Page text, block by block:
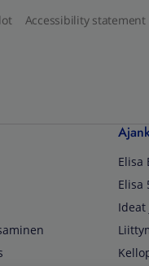
Accessibility statement
Elisa
Elisa